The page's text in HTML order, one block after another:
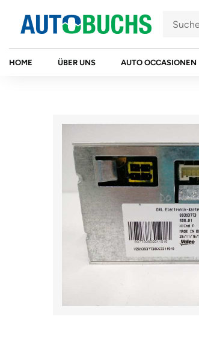
Inhalt
springen
HOME ÜBER UNS AUTO OCCASIONEN